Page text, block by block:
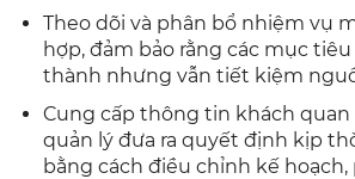
Theo dõi và phân bổ nhiệm vụ
hợp, đảm bảo rằng các mục
thành nhưng vẫn tiết kiệm
Cung cấp thông tin khách
quản lý đưa ra quyết định kịp
bằng cách điều chỉnh kế hoạch,